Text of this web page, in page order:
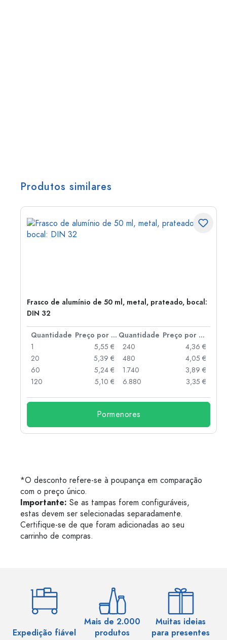
Produtos similares
Frasco de alumínio de 50 ml, metal, prateado, bocal:
DIN 32
Quantidade Preço por peça Quantidade
Preço por peça
1
5,55 €
20
5,39 €
60
5,24 €
120
5,10 €
240
4,36 €
480
4,05 €
1.740
3,89 €
6.880
3,35 €
Pormenores
*O desconto refere-se à poupança em comparação
com o preço único.
Importante: Se as tampas forem configuráveis,
estas devem ser selecionadas separadamente.
Certifique-se de que foram adicionadas ao seu
carrinho de compras.
Expedição fiável
Mais de 2.000
produtos
Muitas ideias
para presentes